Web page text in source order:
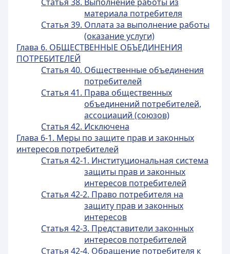
материала потребителя
Статья 39. Оплата за выполнение работы
(оказание услуги)
Глава 6. ОБЩЕСТВЕННЫЕ ОБЪЕДИНЕНИЯ
ПОТРЕБИТЕЛЕЙ
Статья 40. Общественные объединения
потребителей
Статья 41. Права общественных
объединений потребителей,
ассоциаций (союзов)
Статья 42. Исключена
Глава 6-1. Меры по защите прав и законных
интересов потребителей
Статья 42-1. Институциональная система
защиты прав и законных
интересов потребителей
Статья 42-2. Право потребителя на
защиту прав и законных
интересов
Статья 42-3. Представители законных
интересов потребителей
Статья 42-4. Обращение потребителя к